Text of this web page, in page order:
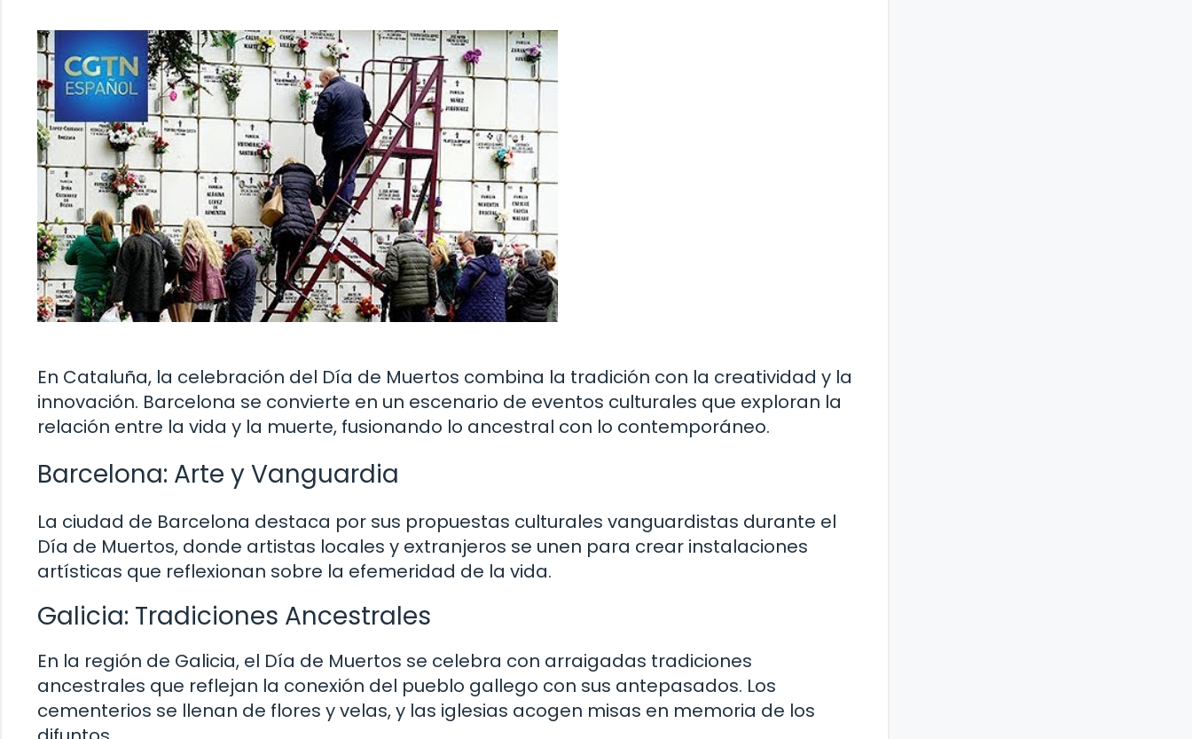
En Cataluña, la celebración del Día de Muertos combina la tradición con la creatividad y la
innovación. Barcelona se convierte en un escenario de eventos culturales que exploran la
relación entre la vida y la muerte, fusionando lo ancestral con lo contemporáneo.
Barcelona: Arte y Vanguardia
La ciudad de Barcelona destaca por sus propuestas culturales vanguardistas durante el
Día de Muertos, donde artistas locales y extranjeros se unen para crear instalaciones
artísticas que reflexionan sobre la efemeridad de la vida.
Galicia: Tradiciones Ancestrales
En la región de Galicia, el Día de Muertos se celebra con arraigadas tradiciones
ancestrales que reflejan la conexión del pueblo gallego con sus antepasados. Los
cementerios se llenan de flores y velas, y las iglesias acogen misas en memoria de los